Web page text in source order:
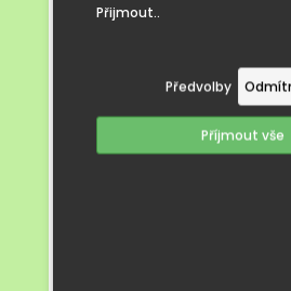
Přijmout..
Předvolby
Příjmout vše